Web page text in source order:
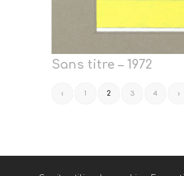
Sans titre – 1972
‹ 1 2 3 4 ›